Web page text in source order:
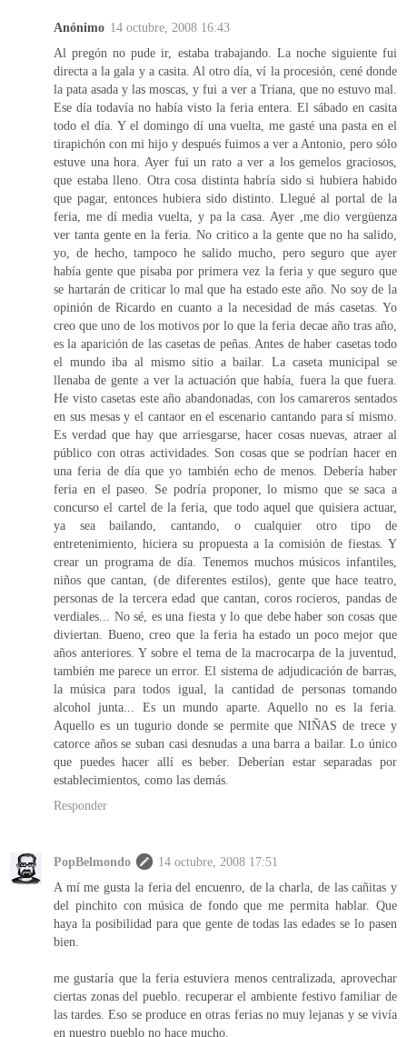
Anónimo 14 octubre, 2008 16:43
Al pregón no pude ir, estaba trabajando. La noche siguiente fui
directa a la gala y a casita. Al otro día, ví la procesión, cené donde
la pata asada y las moscas, y fui a ver a Triana, que no estuvo mal.
Ese día todavía no había visto la feria entera. El sábado en casita
todo el día. Y el domingo dí una vuelta, me gasté una pasta en el
tirapichón con mi hijo y después fuimos a ver a Antonio, pero sólo
estuve una hora. Ayer fui un rato a ver a los gemelos graciosos,
que estaba lleno. Otra cosa distinta habría sido si hubiera habido
que pagar, entonces hubiera sido distinto. Llegué al portal de la
feria, me dí media vuelta, y pa la casa. Ayer ,me dio vergüenza
ver tanta gente en la feria. No critico a la gente que no ha salido,
yo, de hecho, tampoco he salido mucho, pero seguro que ayer
había gente que pisaba por primera vez la feria y que seguro que
se hartarán de criticar lo mal que ha estado este año. No soy de la
opinión de Ricardo en cuanto a la necesidad de más casetas. Yo
creo que uno de los motivos por lo que la feria decae año tras año,
es la aparición de las casetas de peñas. Antes de haber casetas todo
el mundo iba al mismo sitio a bailar. La caseta municipal se
llenaba de gente a ver la actuación que había, fuera la que fuera.
He visto casetas este año abandonadas, con los camareros sentados
en sus mesas y el cantaor en el escenario cantando para sí mismo.
Es verdad que hay que arriesgarse, hacer cosas nuevas, atraer al
público con otras actividades. Son cosas que se podrían hacer en
una feria de día que yo también echo de menos. Debería haber
feria en el paseo. Se podría proponer, lo mismo que se saca a
concurso el cartel de la feria, que todo aquel que quisiera actuar,
ya sea bailando, cantando, o cualquier otro tipo de
entretenimiento, hiciera su propuesta a la comisión de fiestas. Y
crear un programa de día. Tenemos muchos músicos infantiles,
niños que cantan, (de diferentes estilos), gente que hace teatro,
personas de la tercera edad que cantan, coros rocieros, pandas de
verdiales... No sé, es una fiesta y lo que debe haber son cosas que
diviertan. Bueno, creo que la feria ha estado un poco mejor que
años anteriores. Y sobre el tema de la macrocarpa de la juventud,
también me parece un error. El sistema de adjudicación de barras,
la música para todos igual, la cantidad de personas tomando
alcohol junta... Es un mundo aparte. Aquello no es la feria.
Aquello es un tugurio donde se permite que NIÑAS de trece y
catorce años se suban casi desnudas a una barra a bailar. Lo único
que puedes hacer allí es beber. Deberían estar separadas por
establecimientos, como las demás.
Responder
PopBelmondo
14 octubre, 2008 17:51
A mí me gusta la feria del encuenro, de la charla, de las cañitas y
del pinchito con música de fondo que me permita hablar. Que
haya la posibilidad para que gente de todas las edades se lo pasen
bien.
me gustaría que la feria estuviera menos centralizada, aprovechar
ciertas zonas del pueblo. recuperar el ambiente festivo familiar de
las tardes. Eso se produce en otras ferias no muy lejanas y se vivía
en nuestro pueblo no hace mucho.